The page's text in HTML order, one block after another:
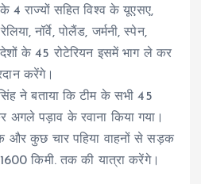
4 राज्यों सहित विश्व के यूएसए,
नॉर्वे, पोलैंड, जर्मनी, स्पेन,
देशों के 45 रोटेरियन इसमें भाग ले कर
करेंगे।
सिंह ने बताया कि टीम के सभी 45
अगले पड़ाव के रवाना किया गया।
और कुछ चार पहिया वाहनों से सड़क
किमी. तक की यात्रा करेंगे।